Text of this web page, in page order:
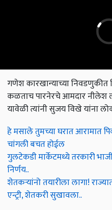
गणेश कारखान्याच्या
कळताच पारनेरचे आमदार नीलेश
यावेळी त्यांनी सुजय विखे यांना
हे मसाले तुमच्या घरात आरामात
चांगली बचत होईल
गुलटेकडी मार्केटमध्ये तरकारी
निर्णय..
शेतकऱ्यांनो तयारीला लागा!
एन्ट्री, शेतकरी सुखावला..